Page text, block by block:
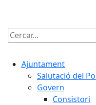
Cercar:
Ajuntament
Salutació del
Govern
Consistori